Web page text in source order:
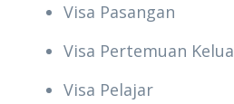
Visa Pasangan
Visa Pertemuan
Visa Pelajar